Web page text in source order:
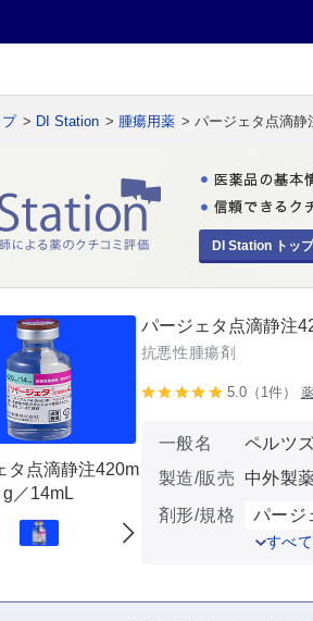
> DI Station > 腫瘍用薬 > パージェタ点滴静
DI Station トッ
タ点滴静注420m
g／14mL
パージェタ点滴静注
抗悪性腫瘍剤
5.0（1件）
一般名
ペルツ
製造/販売
中外製
剤形/規格
パージ
すべ